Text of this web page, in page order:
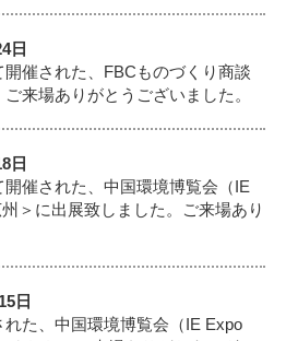
日
催された、FBCものづくり商談
来場ありがとうございました。
日
催された、中国環境博覧会（IE
＞に出展致しました。ご来場あり
日
た、中国環境博覧会（IE Expo